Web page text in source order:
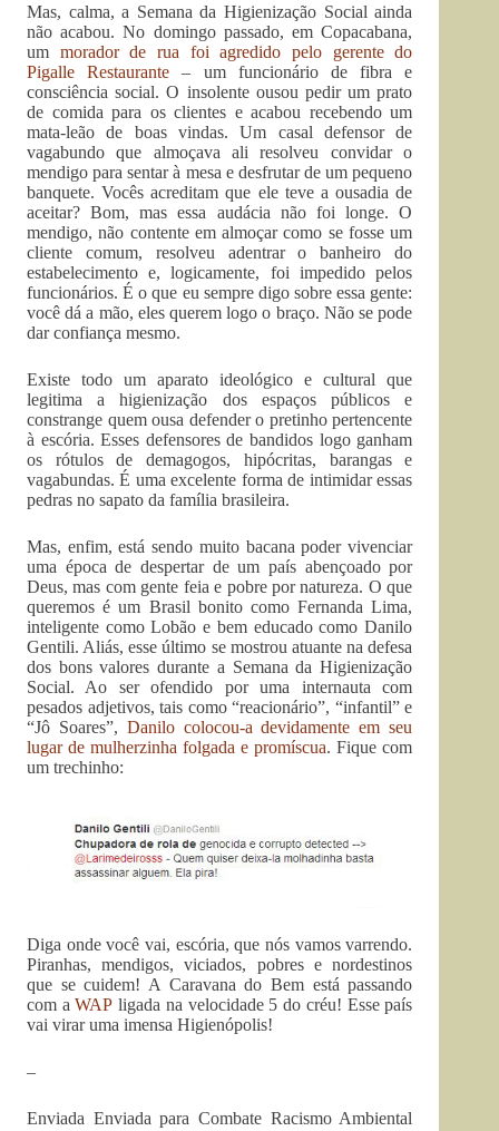
Mas, calma, a Semana da Higienização Social ainda
não acabou. No domingo passado, em Copacabana,
um morador de rua foi agredido pelo gerente do
Pigalle Restaurante – um funcionário de fibra e
consciência social. O insolente ousou pedir um prato
de comida para os clientes e acabou recebendo um
mata-leão de boas vindas. Um casal defensor de
vagabundo que almoçava ali resolveu convidar o
mendigo para sentar à mesa e desfrutar de um pequeno
banquete. Vocês acreditam que ele teve a ousadia de
aceitar? Bom, mas essa audácia não foi longe. O
mendigo, não contente em almoçar como se fosse um
cliente comum, resolveu adentrar o banheiro do
estabelecimento e, logicamente, foi impedido pelos
funcionários. É o que eu sempre digo sobre essa gente:
você dá a mão, eles querem logo o braço. Não se pode
dar confiança mesmo.
Existe todo um aparato ideológico e cultural que
legitima a higienização dos espaços públicos e
constrange quem ousa defender o pretinho pertencente
à escória. Esses defensores de bandidos logo ganham
os rótulos de demagogos, hipócritas, barangas e
vagabundas. É uma excelente forma de intimidar essas
pedras no sapato da família brasileira.
Mas, enfim, está sendo muito bacana poder vivenciar
uma época de despertar de um país abençoado por
Deus, mas com gente feia e pobre por natureza. O que
queremos é um Brasil bonito como Fernanda Lima,
inteligente como Lobão e bem educado como Danilo
Gentili. Aliás, esse último se mostrou atuante na defesa
dos bons valores durante a Semana da Higienização
Social. Ao ser ofendido por uma internauta com
pesados adjetivos, tais como “reacionário”, “infantil” e
“Jô Soares”, Danilo colocou-a devidamente em seu
lugar de mulherzinha folgada e promíscua. Fique com
um trechinho:
Diga onde você vai, escória, que nós vamos varrendo.
Piranhas, mendigos, viciados, pobres e nordestinos
que se cuidem! A Caravana do Bem está passando
com aWAPligada na velocidade 5 do créu! Esse país
vai virar uma imensa Higienópolis!
–
Enviada Enviada para Combate Racismo Ambiental